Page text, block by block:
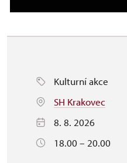
Kulturní akce
SH Krakovec
8. 8. 2026
18.00 – 20.00